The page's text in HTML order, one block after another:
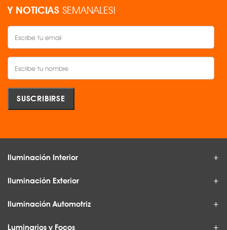
Y NOTICIAS SEMANALES!
Iluminación Interior
Iluminación Exterior
Iluminación Automotriz
Luminarios y Focos